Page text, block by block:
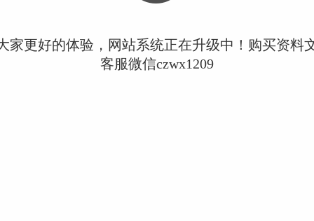
家更好的体验，网站系统正在升级中！购买资料
客服微信czwx1209